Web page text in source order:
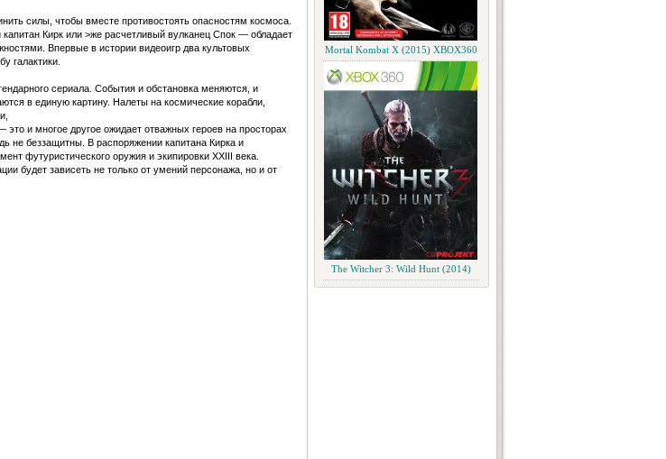
Mortal Kombat X (2015) XBOX360
The Witcher 3: Wild Hunt (2014)
силы, чтобы вместе противостоять опасностям космоса.
Кирк или >же расчетливый вулканец Спок — обладает
Впервые в истории видеоигр два культовых
галактики.
сериала. События и обстановка меняются, и
в единую картину. Налеты на космические корабли,
и многое другое ожидает отважных героев на просторах
не беззащитны. В распоряжении капитана Кирка и
футуристического оружия и экипировки XXIII века.
будет зависеть не только от умений персонажа, но и от